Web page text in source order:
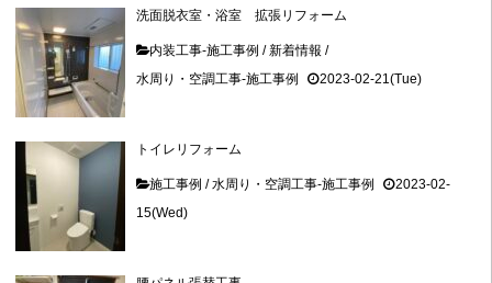
洗面脱衣室・浴室 拡張リフォーム
内装工事-施工事例 /新着情報 /
水周り・空調工事-施工事例
2023-02-21(Tue)
トイレリフォーム
施工事例 /水周り・空調工事-施工事例
2023-02-
15(Wed)